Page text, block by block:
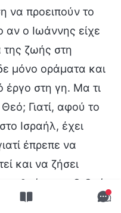
να προειπούν το
ο Ιωάννης είχε
της ζωής στη
μόνο οράματα και
έργο στη γη. Μα τι
Γιατί, αφού το
Ισραήλ, έχει
έπρεπε να
και να ζήσει
ανθρώπους; Ο Θεός
άνθρωπο! Όχι μόνο